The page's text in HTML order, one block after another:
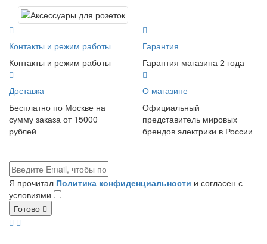
Контакты и режим работы
Контакты и режим работы
Гарантия
Гарантия магазина 2 года
Доставка
Бесплатно по Москве на
сумму заказа от 15000
рублей
О магазине
Официальный
представитель мировых
брендов электрики в России
Я прочитал Политика конфиденциальности и согласен с
условиями
Готово